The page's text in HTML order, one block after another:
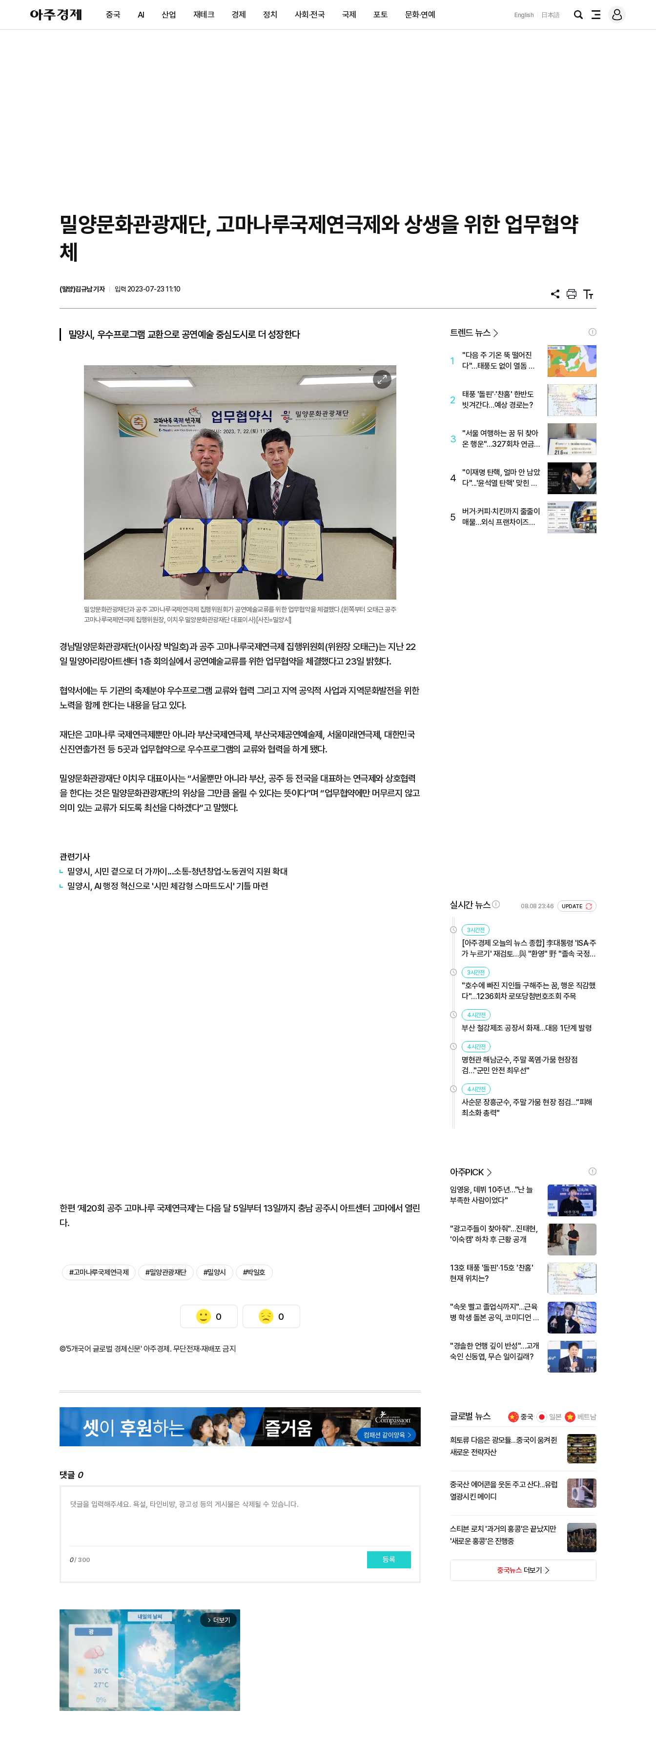
아
주
제
중국 AI 산업 재테크 경제 정치 사회·전국 국제 포토 문화·연예 English 日本語
검
전
메
그
밀양문화관광재단, 고마나루국제연극제와 상생을 위한 업무협약
체
(밀양)김규남 기자
입력 2023-07-23 11:10
공
프
트
텍
트
밀양시, 우수프로그램 교환으로 공연예술 중심도시로 더 성장한다
이
미
지
확
대
밀양문화관광재단과 공주 고마나루국제연극제 집행위원회가 공연예술교류를 위한 업무협약을 체결했다.(왼쪽부터 오태근 공주
고마나루국제연극제 집행위원장, 이치우 밀양문화관광재단 대표이사)[사진=밀양시]
경남밀양문화관광재단(이사장 박일호)과 공주 고마나루국제연극제 집행위원회(위원장 오태근)는 지난 22
일 밀양아리랑아트센터 1층 회의실에서 공연예술교류를 위한 업무협약을 체결했다고 23일 밝혔다.
협약서에는 두 기관의 축제분야 우수프로그램 교류와 협력 그리고 지역 공익적 사업과 지역문화발전을 위한
노력을 함께 한다는 내용을 담고 있다.
재단은 고마나루 국제연극제뿐만 아니라 부산국제연극제, 부산국제공연예술제, 서울미래연극제, 대한민국
신진연출가전 등 5곳과 업무협약으로 우수프로그램의 교류와 협력을 하게 됐다.
밀양문화관광재단 이치우 대표이사는 “서울뿐만 아니라 부산, 공주 등 전국을 대표하는 연극제와 상호협력
을 한다는 것은 밀양문화관광재단의 위상을 그만큼 올릴 수 있다는 뜻이다”며 “업무협약에만 머무르지 않고
의미 있는 교류가 되도록 최선을 다하겠다”고 말했다.
관련기사
밀양시, 시민 곁으로 더 가까이...소통·청년창업·노동권익 지원 확대
밀양시, AI 행정 혁신으로 '시민 체감형 스마트도시' 기틀 마련
한편 ‘제20회 공주 고마나루 국제연극제‘는 다음 달 5일부터 13일까지 충남 공주시 아트센터 고마에서 열린
다.
#고마나루국제연극제 #밀양관광재단 #밀양시 #박일호
0 0
©'5개국어 글로벌 경제신문' 아주경제. 무단전재·재배포 금지
댓글 0
0/ 300 등록
arrow_forward_ios 더보기
트렌드 뉴스
1
"다음 주 기온 뚝 떨어진
다"…태풍도 없이 열돔 박
2
태풍 '돌핀'·'찬홈' 한반도
빗겨간다…예상 경로는?
3
"서울 여행하는 꿈 뒤 찾아
온 행운"…327회차 연금
4
"이재명 탄핵, 얼마 안 남았
다"...'윤석열 탄핵' 맞힌 무
5
버거·커피·치킨까지 줄줄이
매물…외식 프랜차이즈
실시간 뉴스 08.08 23:46 UPDATE
3시간전
[아주경제 오늘의 뉴스 종합] 李대통령 'ISA·주
가 누르기' 재검토…與 "환영" 野 "졸속 국정"
外
3시간전
"호수에 빠진 지인들 구해주는 꿈, 행운 직감했
다"…1236회차 로또당첨번호조회 주목
4시간전
부산 철강제조 공장서 화재…대응 1단계 발령
4시간전
명현관 해남군수, 주말 폭염·가뭄 현장점
검…"군민 안전 최우선"
4시간전
사순문 장흥군수, 주말 가뭄 현장 점검…"피해
최소화 총력"
아주PICK
임영웅, 데뷔 10주년…"난 늘
부족한 사람이었다"
"광고주들이 찾아줘"…진태현,
'이숙캠' 하차 후 근황 공개
13호 태풍 '돌핀'·15호 '찬홈'
현재 위치는?
"속옷 빨고 졸업식까지"…근육
병 학생 돌본 공익, 코미디언 김
"경솔한 언행 깊이 반성"…고개
숙인 신동엽, 무슨 일이길래?
글로벌 뉴스 중국 일본 베트남
희토류 다음은 광모듈…중국이 움켜쥔
새로운 전략자산
중국산 에어콘을 웃돈 주고 산다...유럽
열광시킨 메이디
스티븐 로치 '과거의 홍콩'은 끝났지만
'새로운 홍콩'은 진행중
중국뉴스더보기